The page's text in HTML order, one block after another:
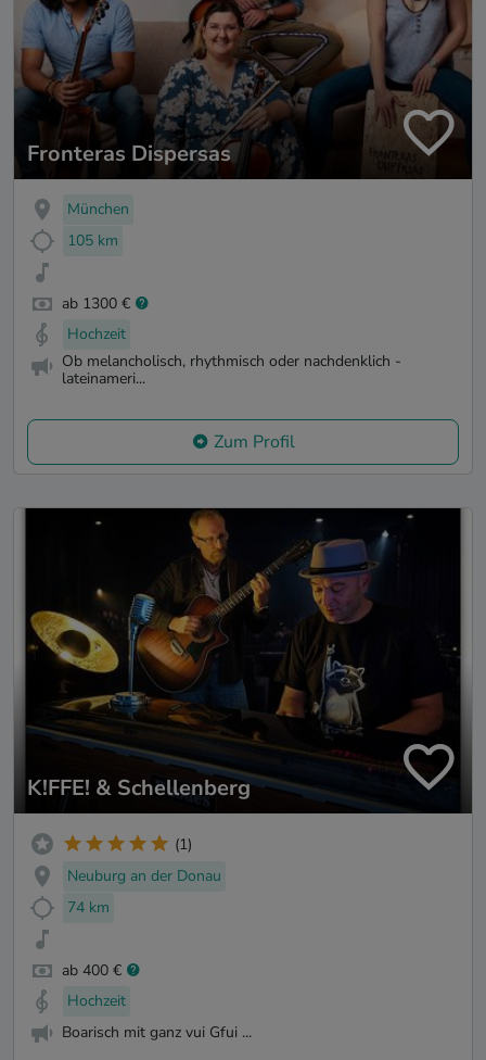
Fronteras Dispersas
München
105 km
ab 1300 €
Hochzeit
Ob melancholisch, rhythmisch oder nachdenklich -
lateinameri...
Zum Profil
K!FFE! & Schellenberg
(1)
Neuburg an der Donau
74 km
ab 400 €
Hochzeit
Boarisch mit ganz vui Gfui ...